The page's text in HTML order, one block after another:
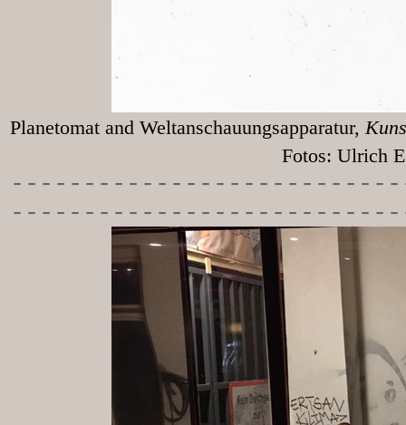
Planetomat and Weltanschauungsapparatur,
Fotos: Ulrich
-----------